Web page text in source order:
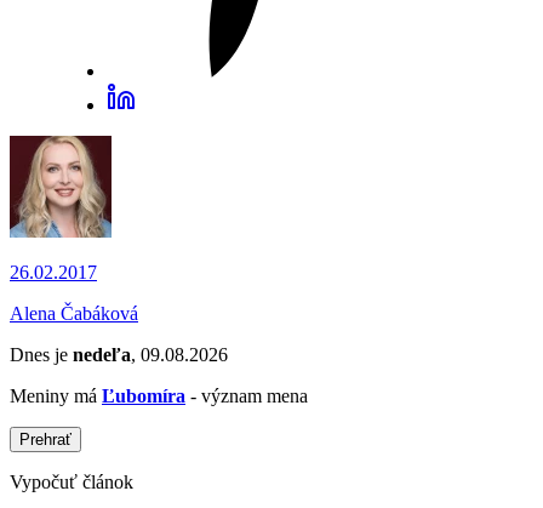
26.02.2017
Alena Čabáková
Dnes je nedeľa, 09.08.2026
Meniny má Ľubomíra - význam mena
Prehrať
Vypočuť článok